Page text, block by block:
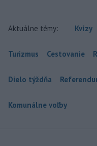
Aktuálne témy: Kvízy
Turizmus Cestovanie
Dielo týždňa
Komunálne voľby